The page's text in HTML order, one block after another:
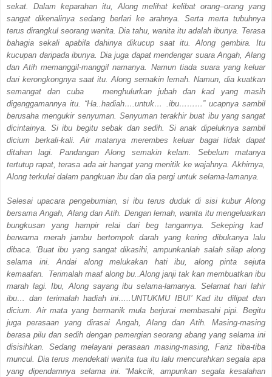
sekat. Dalam keparahan itu, Along melihat kelibat orang–orang yang
sangat dikenalinya sedang berlari ke arahnya. Serta merta tubuhnya
terus dirangkul seorang wanita. Dia tahu, wanita itu adalah ibunya. Terasa
bahagia sekali apabila dahinya dikucup saat itu. Along gembira. Itu
kucupan daripada ibunya. Dia juga dapat mendengar suara Angah, Alang
dan Atih memanggil-manggil namanya. Namun tiada suara yang keluar
dari kerongkongnya saat itu. Along semakin lemah. Namun, dia kuatkan
semangat dan cuba menghulurkan jubah dan kad yang masih
digenggamannya itu. “Ha..hadiah….untuk… .ibu………” ucapnya sambil
berusaha mengukir senyuman. Senyuman terakhir buat ibu yang sangat
dicintainya. Si ibu begitu sebak dan sedih. Si anak dipeluknya sambil
dicium berkali-kali. Air matanya merembes keluar bagai tidak dapat
ditahan lagi. Pandangan Along semakin kelam. Sebelum matanya
tertutup rapat, terasa ada air hangat yang menitik ke wajahnya. Akhirnya,
Along terkulai dalam pangkuan ibu dan dia pergi untuk selama-lamanya.
Selesai upacara pengebumian, si ibu terus duduk di sisi kubur Along
bersama Angah, Alang dan Atih. Dengan lemah, wanita itu mengeluarkan
bungkusan yang hampir relai dari beg tangannya. Sekeping kad
berwarna merah jambu bertompok darah yang kering dibukanya lalu
dibaca. ‘Buat ibu yang sangat dikasihi, ampunkanlah salah silap along
selama ini. Andai along melukakan hati ibu, along pinta sejuta
kemaafan. Terimalah maaf along bu..Along janji tak kan membuatkan ibu
marah lagi. Ibu, Along sayang ibu selama-lamanya. Selamat hari lahir
ibu… dan terimalah hadiah ini…..UNTUKMU IBU!’ Kad itu dilipat dan
dicium. Air mata yang bermanik mula berjurai membasahi pipi. Begitu
juga perasaan yang dirasai Angah, Alang dan Atih. Masing-masing
berasa pilu dan sedih dengan pemergian seorang abang yang selama ini
disisihkan. Sedang melayani perasaan masing-masing, Fariz tiba-tiba
muncul. Dia terus mendekati wanita tua itu lalu mencurahkan segala apa
yang dipendamnya selama ini. “Makcik, ampunkan segala kesalahan